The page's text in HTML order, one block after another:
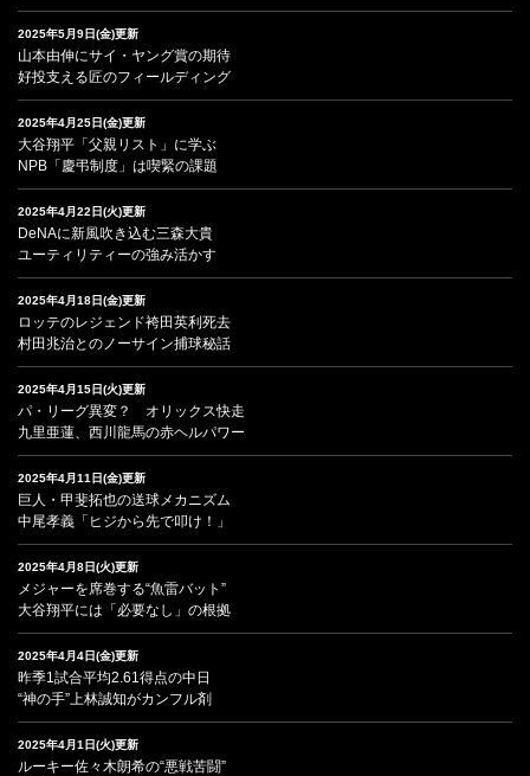
2025年5月9日(金)更新
山本由伸にサイ・ヤング賞の期待
好投支える匠のフィールディング
2025年4月25日(金)更新
大谷翔平「父親リスト」に学ぶ
NPB「慶弔制度」は喫緊の課題
2025年4月22日(火)更新
DeNAに新風吹き込む三森大貴
ユーティリティーの強み活かす
2025年4月18日(金)更新
ロッテのレジェンド袴田英利死去
村田兆治とのノーサイン捕球秘話
2025年4月15日(火)更新
パ・リーグ異変？ オリックス快走
九里亜蓮、西川龍馬の赤ヘルパワー
2025年4月11日(金)更新
巨人・甲斐拓也の送球メカニズム
中尾孝義「ヒジから先で叩け！」
2025年4月8日(火)更新
メジャーを席巻する“魚雷バット”
大谷翔平には「必要なし」の根拠
2025年4月4日(金)更新
昨季1試合平均2.61得点の中日
“神の手”上林誠知がカンフル剤
2025年4月1日(火)更新
ルーキー佐々木朗希の“悪戦苦闘”